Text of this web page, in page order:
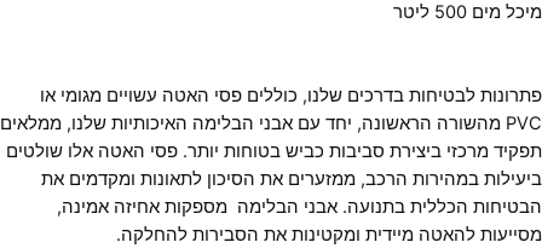
מיכל מים 500 ליטר
פתרונות לבטיחות בדרכים שלנו, כוללים פסי האטה עשויים מגומי או
PVC מהשורה הראשונה, יחד עם אבני הבלימה האיכותיות שלנו, ממלאים
תפקיד מרכזי ביצירת סביבות כביש בטוחות יותר. פסי האטה אלו שולטים
ביעילות במהירות הרכב, ממזערים את הסיכון לתאונות ומקדמים את
הבטיחות הכללית בתנועה. אבני הבלימה מספקות אחיזה אמינה,
מסייעות להאטה מיידית ומקטינות את הסבירות להחלקה.